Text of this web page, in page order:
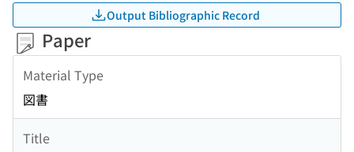
Output Bibliographic Record
Paper
Material Type
図書
Title